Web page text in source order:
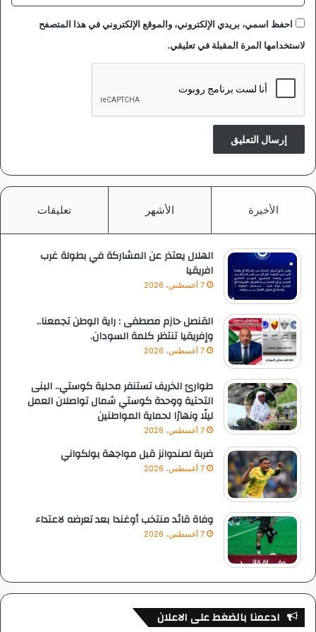
احفظ اسمي، بريدي الإلكتروني، والموقع الإلكتروني في هذا المتصفح
لاستخدامها المرة المقبلة في تعليقي.
الأخيرة الأشهر تعليقات
الهلال يعتذر عن المشاركة في بطولة غرب
افريقيا
7 أغسطس، 2026
القنصل حازم مصطفى : راية الوطن تجمعنا..
وإفريقيا تنتظر كلمة السودان.
7 أغسطس، 2026
طوارئ الخريف تستنفر محلية كوستي.. البنى
التحتية ووحدة كوستي شمال تواصلان العمل
ليلًا ونهارًا لحماية المواطنين
7 أغسطس، 2026
ضربة لصندوانز قبل مواجهة بولكواني
7 أغسطس، 2026
وفاة قائد منتخب أوغندا بعد تعرضه لاعتداء
7 أغسطس، 2026
ادعمنا بالضغط على الاعلان